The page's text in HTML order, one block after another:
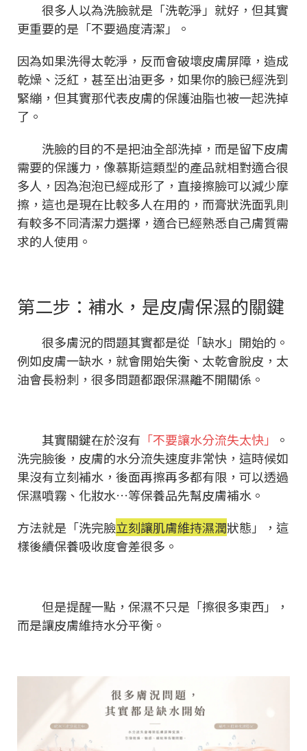
很多人以為洗臉就是「洗乾淨」就好，但其實
更重要的是「不要過度清潔」。
因為如果洗得太乾淨，反而會破壞皮膚屏障，造成
乾燥、泛紅，甚至出油更多，如果你的臉已經洗到
緊繃，但其實那代表皮膚的保護油脂也被一起洗掉
了。
洗臉的目的不是把油全部洗掉，而是留下皮膚
需要的保護力，像慕斯這類型的產品就相對適合很
多人，因為泡泡已經成形了，直接擦臉可以減少摩
擦，這也是現在比較多人在用的，而膏狀洗面乳則
有較多不同清潔力選擇，適合已經熟悉自己膚質需
求的人使用。
第二步：補水，是皮膚保濕的關鍵
很多膚況的問題其實都是從「缺水」開始的。
例如皮膚一缺水，就會開始失衡、太乾會脫皮，太
油會長粉刺，很多問題都跟保濕離不開關係。
其實關鍵在於沒有 「不要讓水分流失太快」
。
洗完臉後，皮膚的水分流失速度非常快，這時候如
果沒有立刻補水，後面再擦再多都有限，可以透過
保濕噴霧、化妝水…等保養品先幫皮膚補水。
方法就是「洗完臉立刻讓肌膚維持濕潤狀態」，這
樣後續保養吸收度會差很多。
但是提醒一點，保濕不只是「擦很多東西」，
而是讓皮膚維持水分平衡。